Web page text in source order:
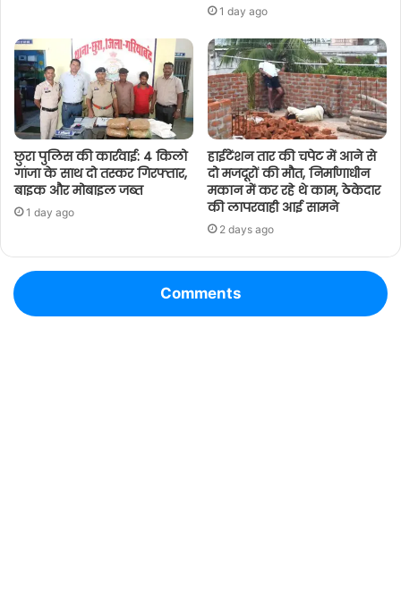
1 day ago
छुरा पुलिस की कार्रवाई: 4 किलो
गांजा के साथ दो तस्कर गिरफ्तार,
बाइक और मोबाइल जब्त
1 day ago
हाईटेंशन तार की चपेट में आने से
दो मजदूरों की मौत, निर्माणाधीन
मकान में कर रहे थे काम, ठेकेदार
की लापरवाही आई सामने
2 days ago
Comments